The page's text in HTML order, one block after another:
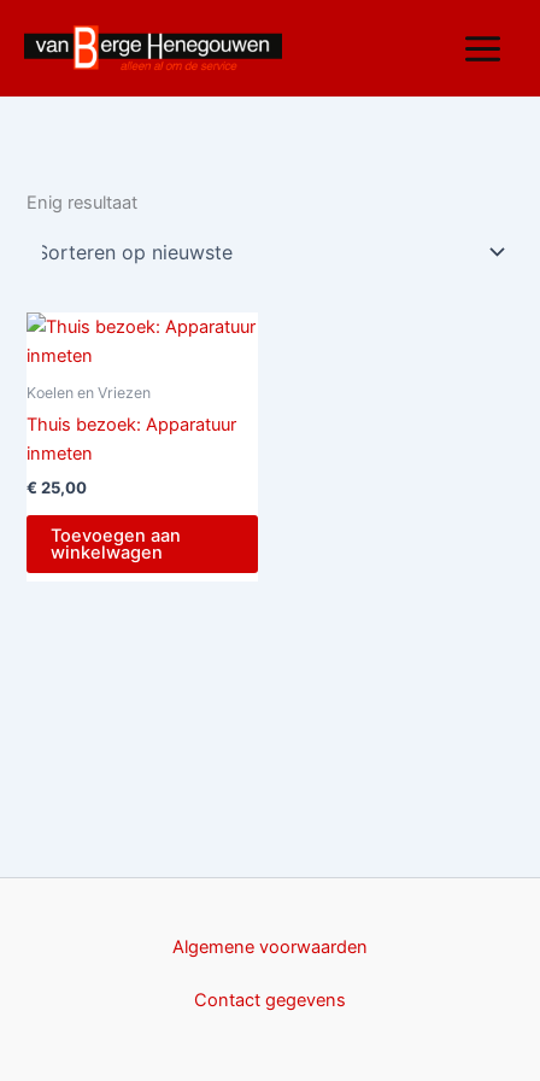
inhoud
Enig resultaat
Koelen en Vriezen
Thuis bezoek: Apparatuur
inmeten
€ 25,00
Toevoegen aan
winkelwagen
Algemene voorwaarden
Contact gegevens